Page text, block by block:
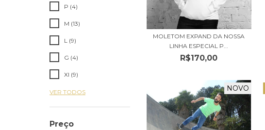
P (4)
M (13)
L (9)
G (4)
Xl (9)
VER TODOS
Preço
MOLETOM EXPAND DA NOSSA
LINHA ESPECIAL P...
R$170,00
NOVO